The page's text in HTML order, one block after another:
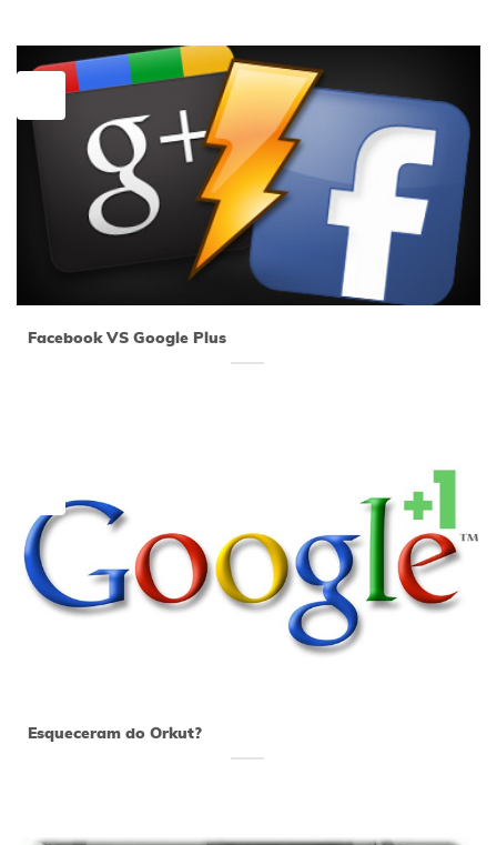
Facebook VS Google Plus
Esqueceram do Orkut?